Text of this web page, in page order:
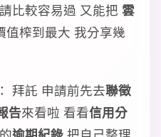
比較容易過 又能把 雲
值榨到最大 我分享幾
拜託 申請前先去聯徵
告來看啦 看看信用分